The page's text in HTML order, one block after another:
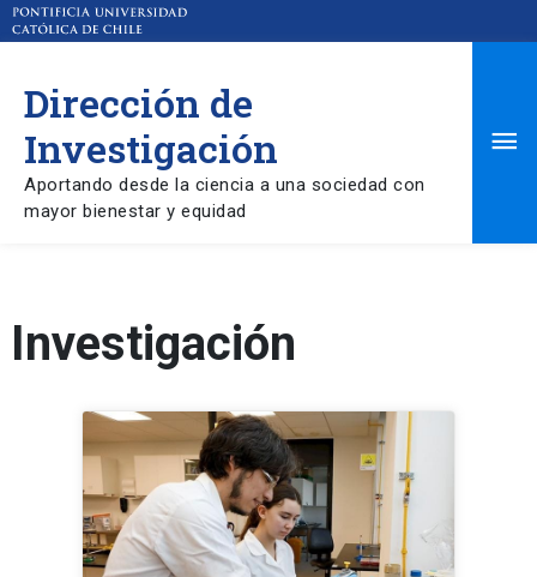
Dirección de
Investigación
Aportando desde la ciencia a una sociedad con
mayor bienestar y equidad
Investigación